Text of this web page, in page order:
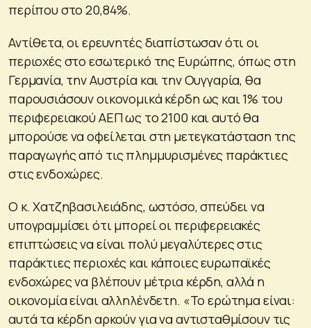
περίπου στο 20,84%.
Αντίθετα, οι ερευνητές διαπίστωσαν ότι οι
περιοχές στο εσωτερικό της Ευρώπης, όπως στη
Γερμανία, την Αυστρία και την Ουγγαρία, θα
παρουσιάσουν οικονομικά κέρδη ως και 1% του
περιφερειακού ΑΕΠ ως το 2100 και αυτό θα
μπορούσε να οφείλεται στη μετεγκατάσταση της
παραγωγής από τις πλημμυρισμένες παράκτιες
στις ενδοχώρες.
Ο κ. Χατζηβασιλειάδης, ωστόσο, σπεύδει να
υπογραμμίσει ότι μπορεί οι περιφερειακές
επιπτώσεις να είναι πολύ μεγαλύτερες στις
παράκτιες περιοχές και κάποιες ευρωπαϊκές
ενδοχώρες να βλέπουν μέτρια κέρδη, αλλά η
οικονομία είναι αλληλένδετη. «Το ερώτημα είναι:
αυτά τα κέρδη αρκούν για να αντισταθμίσουν τις